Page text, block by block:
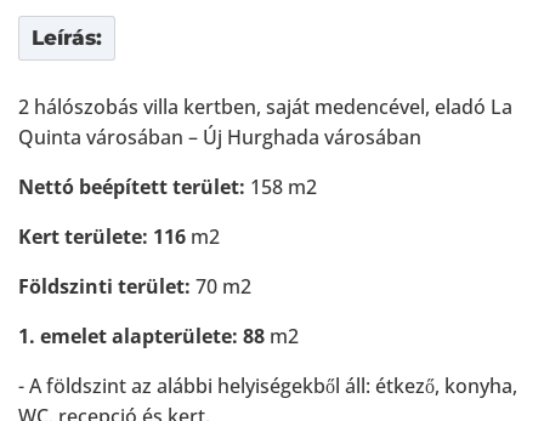
Leírás:
2 hálószobás villa kertben, saját medencével, eladó La
Quinta városában – Új Hurghada városában
Nettó beépített terület: 158 m2
Kert területe: 116 m2
Földszinti terület: 70 m2
1. emelet alapterülete: 88 m2
- A földszint az alábbi helyiségekből áll: étkező, konyha,